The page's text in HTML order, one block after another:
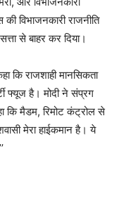
विभाजनकारी राजनीति
से बाहर कर दिया।
कि राजशाही मानसिकता
फ्यूज है। मोदी ने संप्रग
कि मैडम, रिमोट कंट्रोल से
मेरा हाईकमान है। ये